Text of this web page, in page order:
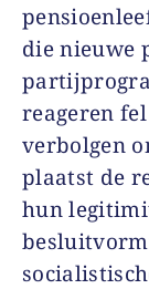
die nieuwe
reageren
verbolgen
plaatst de
hun